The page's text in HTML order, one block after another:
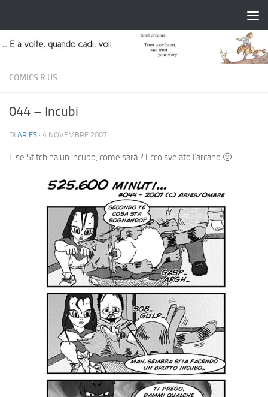
COMICS R US
044 – Incubi
DI ARIES · 4 NOVEMBRE 2007
E se Stitch ha un incubo, come sarà ? Ecco svelato l’arcano 🙂